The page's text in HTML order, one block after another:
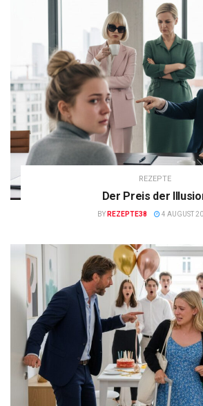
REZEPTE
Der Preis der
BY REZEPTE38 4 AUGUST